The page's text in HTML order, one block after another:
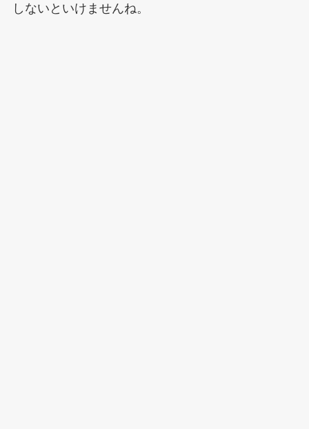
しないといけませんね。